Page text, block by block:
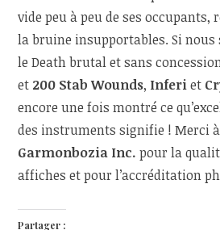
vide peu à peu de ses
la bruine insupportables. Si nous
le Death brutal et sans
et 200 Stab Wounds, Inferiet
encore une fois montré ce
des instruments signifie ! Merci
Garmonbozia Inc. pour la
affiches et pour l’accréditation
Partager :